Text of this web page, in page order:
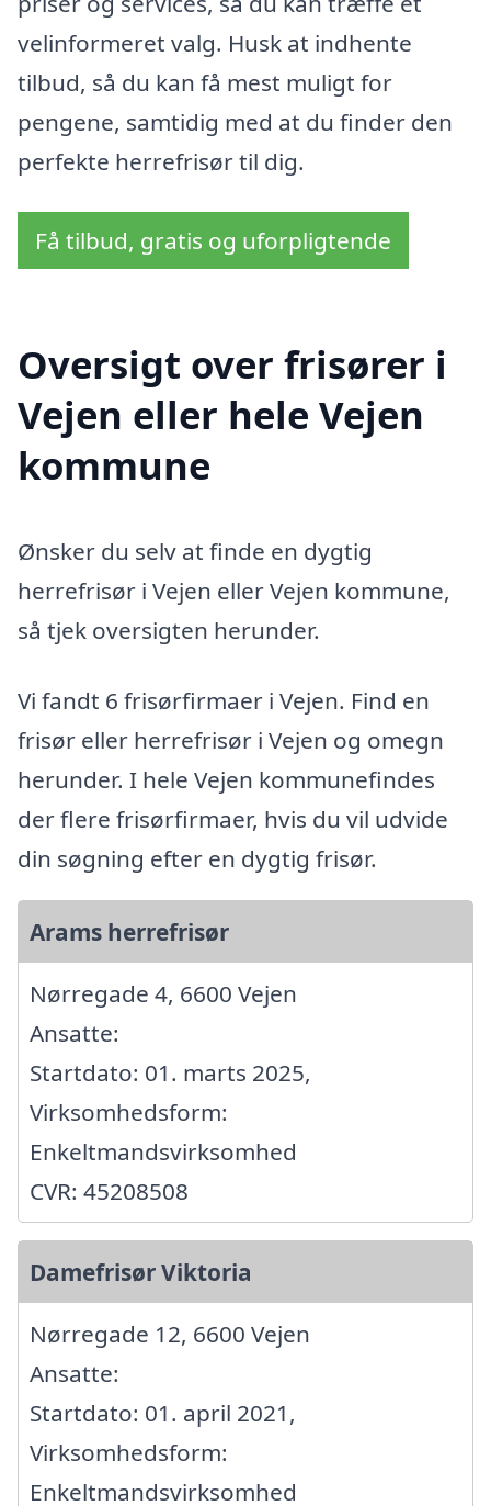
velinformeret valg. Husk at indhente
tilbud, så du kan få mest muligt for
pengene, samtidig med at du finder den
perfekte herrefrisør til dig.
Få tilbud, gratis og uforpligtende
Oversigt over frisører i
Vejen eller hele Vejen
kommune
Ønsker du selv at finde en dygtig
herrefrisør i Vejen eller Vejen kommune,
så tjek oversigten herunder.
Vi fandt 6 frisørfirmaer i Vejen. Find en
frisør eller herrefrisør i Vejen og omegn
herunder. I hele Vejen kommunefindes
der flere frisørfirmaer, hvis du vil udvide
din søgning efter en dygtig frisør.
Arams herrefrisør
Nørregade 4, 6600 Vejen
Ansatte:
Startdato: 01. marts 2025,
Virksomhedsform:
Enkeltmandsvirksomhed
CVR: 45208508
Damefrisør Viktoria
Nørregade 12, 6600 Vejen
Ansatte:
Startdato: 01. april 2021,
Virksomhedsform:
Enkeltmandsvirksomhed